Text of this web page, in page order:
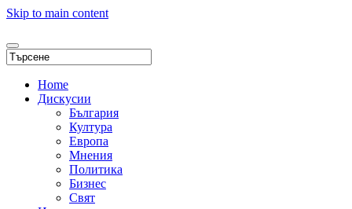
Skip to main content
Home
Дискусии
България
Култура
Европа
Мнения
Политика
Бизнес
Свят